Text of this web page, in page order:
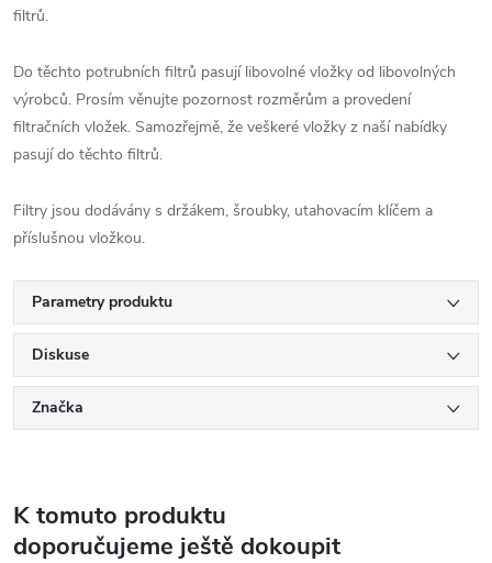
filtrů.
Do těchto potrubních filtrů pasují libovolné vložky od libovolných
výrobců. Prosím věnujte pozornost rozměrům a provedení
filtračních vložek. Samozřejmě, že veškeré vložky z naší nabídky
pasují do těchto filtrů.
Filtry jsou dodávány s držákem, šroubky, utahovacím klíčem a
příslušnou vložkou.
Parametry produktu
Diskuse
Značka
K tomuto produktu
doporučujeme ještě dokoupit